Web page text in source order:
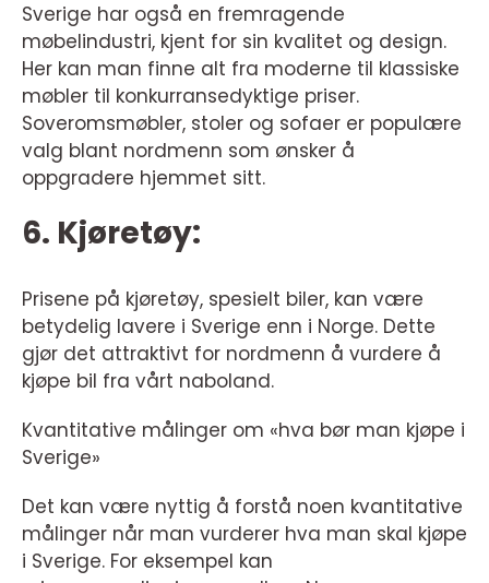
Sverige har også en fremragende
møbelindustri, kjent for sin kvalitet og design.
Her kan man finne alt fra moderne til klassiske
møbler til konkurransedyktige priser.
Soveromsmøbler, stoler og sofaer er populære
valg blant nordmenn som ønsker å
oppgradere hjemmet sitt.
6. Kjøretøy:
Prisene på kjøretøy, spesielt biler, kan være
betydelig lavere i Sverige enn i Norge. Dette
gjør det attraktivt for nordmenn å vurdere å
kjøpe bil fra vårt naboland.
Kvantitative målinger om «hva bør man kjøpe i
Sverige»
Det kan være nyttig å forstå noen kvantitative
målinger når man vurderer hva man skal kjøpe
i Sverige. For eksempel kan